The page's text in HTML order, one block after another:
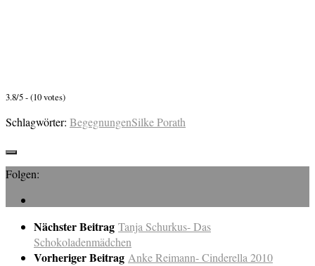
3.8/5 - (10 votes)
Schlagwörter: BegegnungenSilke Porath
Folgen:
Nächster Beitrag Tanja Schurkus- Das
Schokoladenmädchen
Vorheriger Beitrag Anke Reimann- Cinderella 2010